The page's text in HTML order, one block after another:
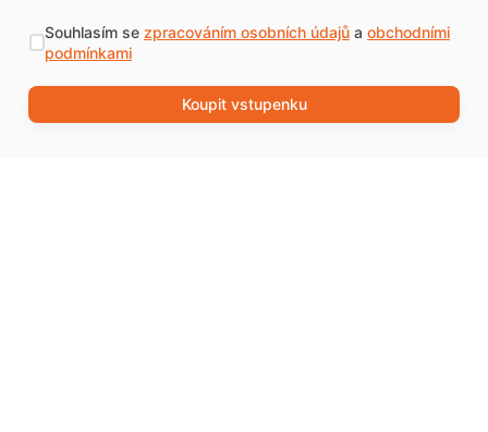
Souhlasím se zpracováním osobních údajůa obchodními
podmínkami
Koupit vstupenku